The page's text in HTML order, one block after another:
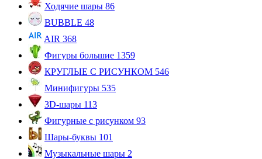
Ходячие шары 86
BUBBLE 48
AIR 368
Фигуры большие 1359
КРУГЛЫЕ С РИСУНКОМ 546
Минифигуры 535
3D-шары 113
Фигурные с рисунком 93
Шары-буквы 101
Музыкальные шары 2